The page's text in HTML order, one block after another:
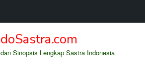
Sinopsis Lengkap Sastra Indonesia